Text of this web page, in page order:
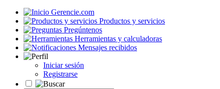
Gerencie.com
Productos y servicios
Pregúntenos
Herramientas y calculadoras
Mensajes recibidos
Iniciar sesión
Registrarse